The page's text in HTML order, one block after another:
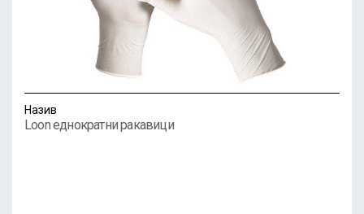
Назив
Loon еднократни ракавици